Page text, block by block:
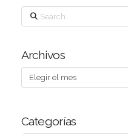
Search
Archivos
Archivos
Categorías